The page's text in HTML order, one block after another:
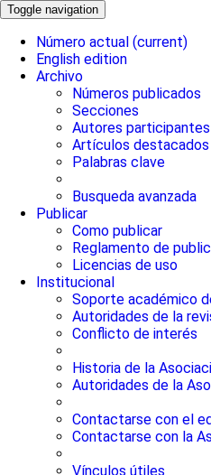
Toggle navigation
Número actual (current)
English edition
Archivo
Números publicados
Secciones
Autores participantes
Artículos destacados
Palabras clave
Busqueda avanzada
Publicar
Como publicar
Reglamento de
Licencias de uso
Institucional
Soporte académico
Autoridades de la
Conflicto de interés
Historia de la
Autoridades de la
Contactarse con el
Contactarse con la
Vínculos útiles